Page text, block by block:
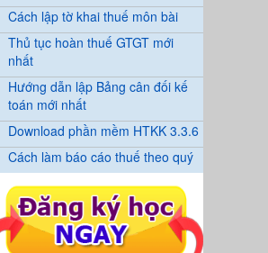
Cách lập tờ khai thuế môn bài
Thủ tục hoàn thuế GTGT mới
nhất
Hướng dẫn lập Bảng cân đối kế
toán mới nhất
Download phần mềm HTKK 3.3.6
Cách làm báo cáo thuế theo quý